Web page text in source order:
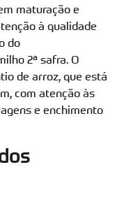
maturação e
à qualidade
do
2ª safra. O
de arroz, que está
com atenção às
e enchimento